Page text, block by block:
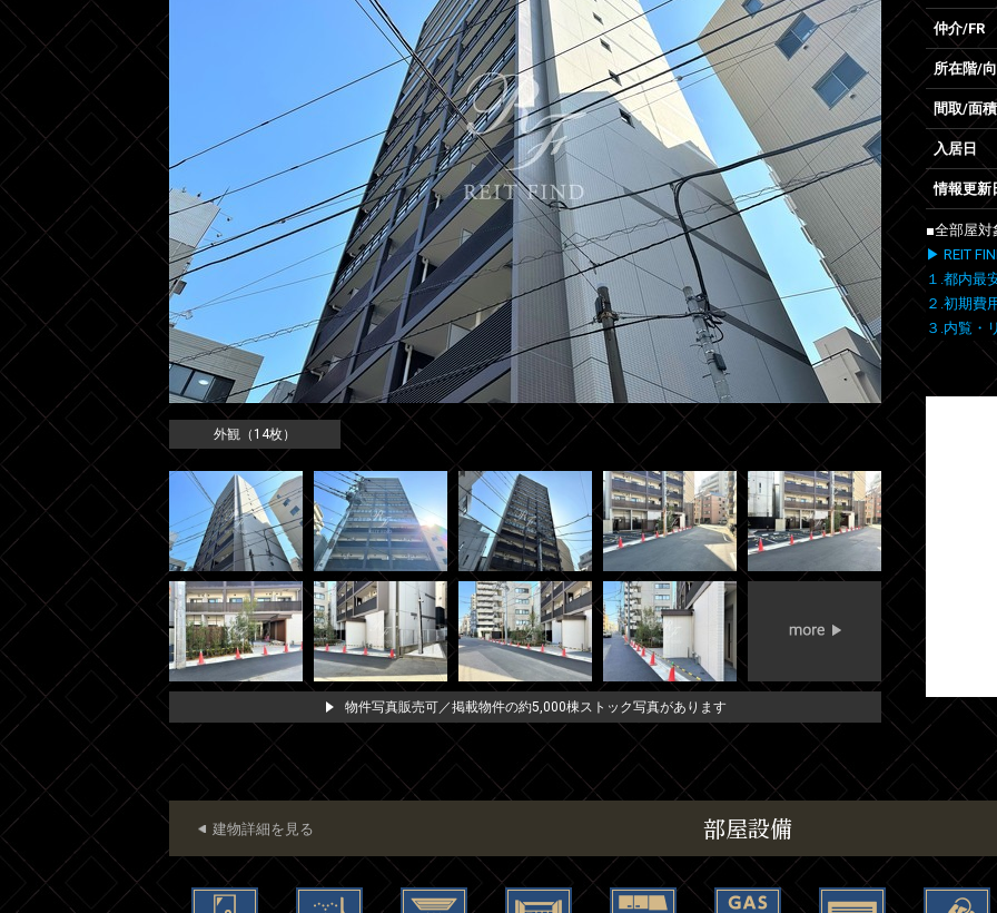
外観（14枚）
物件写真販売可／掲載物件の約5,000棟ストック写真があります
仲介/FR
所在階/
間取/面積
入居日
情報更新
■全部屋対
▶ REIT
１.都内最
２.初期費
３.内覧・
部屋設備
建物詳細を見る